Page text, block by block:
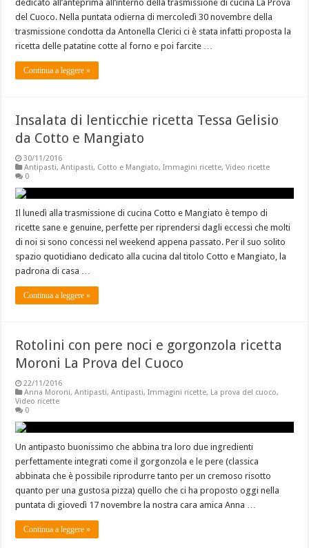
dedicato all’anteprima all’interno della trasmissione di cucina La Prova
del Cuoco. Nella puntata odierna di mercoledì 30 novembre della
trasmissione condotta da Antonella Clerici ci è stata infatti proposta la
ricetta delle patatine cotte al forno e poi farcite …
Continua a leggere »
Insalata di lenticchie ricetta Tessa Gelisio
da Cotto e Mangiato
30/11/2016
Antipasti,Antipasti, Cotto e Mangiato,Immagini ricette,Video ricette
0
Il lunedì alla trasmissione di cucina Cotto e Mangiato è tempo di
ricette sane e genuine, perfette per riprendersi dagli eccessi che molti
di noi si sono concessi nel weekend appena passato. Per il suo solito
spazio quotidiano dedicato alla cucina dal titolo Cotto e Mangiato, la
padrona di casa …
Continua a leggere »
Rotolini con pere noci e gorgonzola ricetta
Moroni La Prova del Cuoco
22/11/2016
Anna Moroni,Antipasti,Antipasti,Immagini ricette, La prova del cuoco,
Video ricette
0
Un antipasto buonissimo che abbina tra loro due ingredienti
perfettamente integrati come il gorgonzola e le pere (classica
abbinata che è possibile riprodurre tanto per un cremoso risotto
quanto per una gustosa pizza) quello che ci ha proposto oggi nella
puntata di giovedì 17 novembre la nostra cara amica Anna …
Continua a leggere »